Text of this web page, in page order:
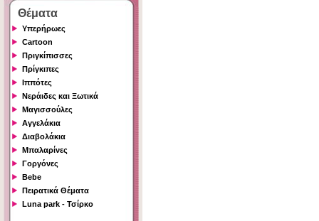
Θέματα
Υπερήρωες
Cartoon
Πριγκίπισσες
Πρίγκιπες
Ιππότες
Νεράιδες και Ξωτικά
Μαγισσούλες
Αγγελάκια
Διαβολάκια
Μπαλαρίνες
Γοργόνες
Bebe
Πειρατικά Θέματα
Luna park - Τσίρκο